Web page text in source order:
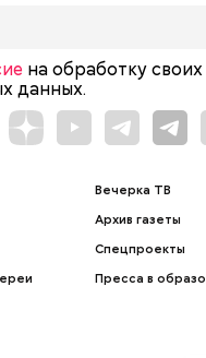
на обработку своих
данных.
Вечерка ТВ
Архив газеты
Спецпроекты
Пресса в